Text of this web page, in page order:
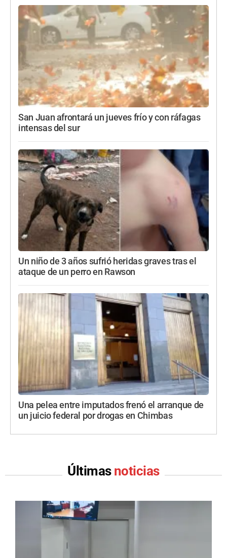
San Juan afrontará un jueves frío y con ráfagas
intensas del sur
Un niño de 3 años sufrió heridas graves tras el
ataque de un perro en Rawson
Una pelea entre imputados frenó el arranque de
un juicio federal por drogas en Chimbas
Últimas noticias